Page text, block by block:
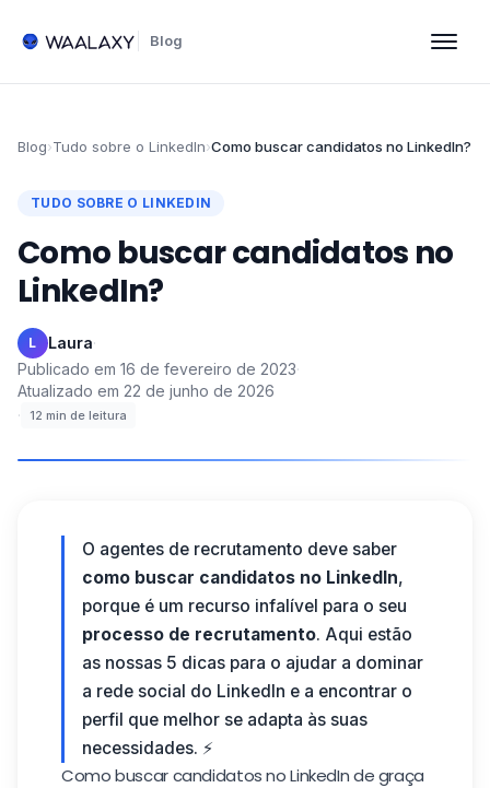
Blog
Blog›Tudo sobre o LinkedIn›Como buscar candidatos no LinkedIn?
TUDO SOBRE O LINKEDIN
Como buscar candidatos no
LinkedIn?
L Laura·
Publicado em 16 de fevereiro de 2023·
Atualizado em 22 de junho de 2026
·
12 min de leitura
O agentes de recrutamento deve saber
como buscar candidatos no LinkedIn,
porque é um recurso infalível para o seu
processo de recrutamento. Aqui estão
as nossas 5 dicas para o ajudar a dominar
a rede social do LinkedIn e a encontrar o
perfil que melhor se adapta às suas
necessidades. ⚡
Como buscar candidatos no LinkedIn de graça